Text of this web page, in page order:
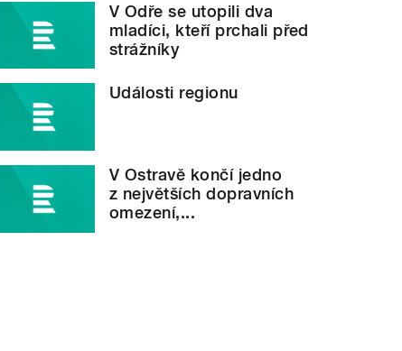
V Odře se utopili dva
mladíci, kteří prchali před
strážníky
Události regionu
V Ostravě končí jedno
z největších dopravních
omezení,...